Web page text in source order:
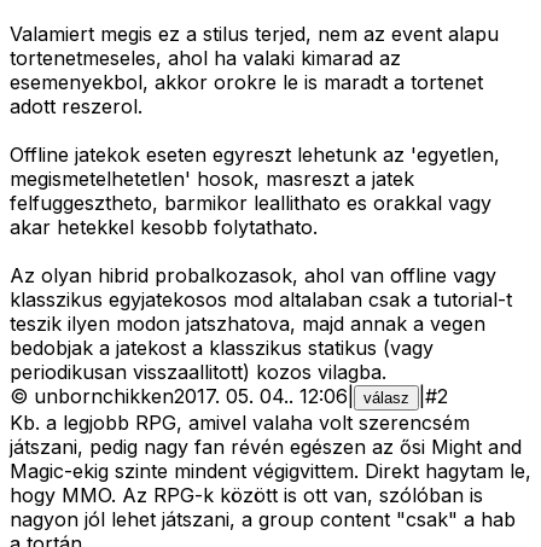
Valamiert megis ez a stilus terjed, nem az event alapu
tortenetmeseles, ahol ha valaki kimarad az
esemenyekbol, akkor orokre le is maradt a tortenet
adott reszerol.
Offline jatekok eseten egyreszt lehetunk az 'egyetlen,
megismetelhetetlen' hosok, masreszt a jatek
felfuggesztheto, barmikor leallithato es orakkal vagy
akar hetekkel kesobb folytathato.
Az olyan hibrid probalkozasok, ahol van offline vagy
klasszikus egyjatekosos mod altalaban csak a tutorial-t
teszik ilyen modon jatszhatova, majd annak a vegen
bedobjak a jatekost a klasszikus statikus (vagy
periodikusan visszaallitott) kozos vilagba.
© unbornchikken2017. 05. 04.. 12:06 válasz #2
Kb. a legjobb RPG, amivel valaha volt szerencsém
játszani, pedig nagy fan révén egészen az ősi Might and
Magic-ekig szinte mindent végigvittem. Direkt hagytam le,
hogy MMO. Az RPG-k között is ott van, szólóban is
nagyon jól lehet játszani, a group content "csak" a hab